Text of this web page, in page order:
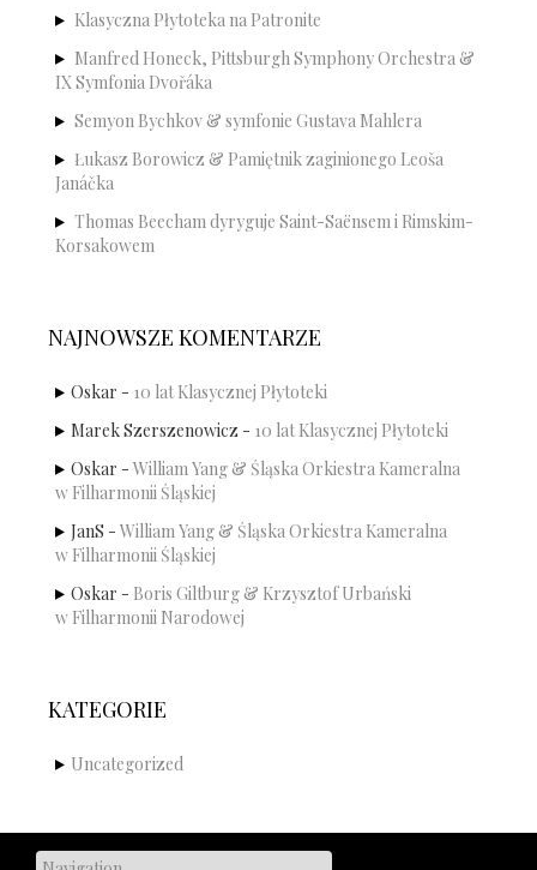
Klasyczna Płytoteka na Patronite
Manfred Honeck, Pittsburgh Symphony Orchestra &
IX Symfonia Dvořáka
Semyon Bychkov & symfonie Gustava Mahlera
Łukasz Borowicz & Pamiętnik zaginionego Leoša
Janáčka
Thomas Beecham dyryguje Saint-Saënsem i Rimskim-
Korsakowem
NAJNOWSZE KOMENTARZE
Oskar - 10 lat Klasycznej Płytoteki
Marek Szerszenowicz - 10 lat Klasycznej Płytoteki
Oskar - William Yang & Śląska Orkiestra Kameralna
w Filharmonii Śląskiej
JanS - William Yang & Śląska Orkiestra Kameralna
w Filharmonii Śląskiej
Oskar - Boris Giltburg & Krzysztof Urbański
w Filharmonii Narodowej
KATEGORIE
Uncategorized